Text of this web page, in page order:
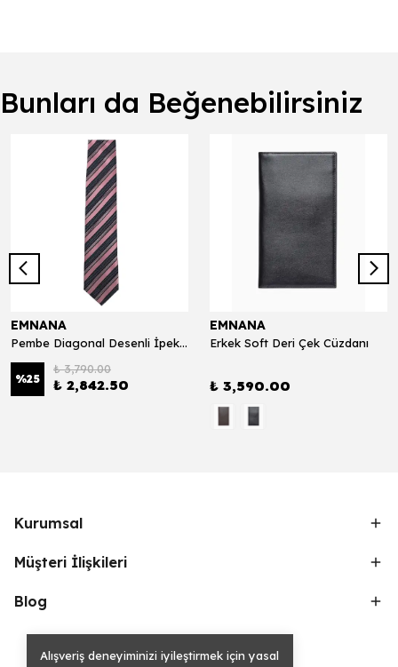
Alışveriş deneyiminizi iyileştirmek için yasal
Bunları da Beğenebilirsiniz
EMNANA
Pembe Diagonal Desenli İpek Kravat - 10002
%25
₺ 3,790.00
₺ 2,842.50
EMNANA
Erkek Soft Deri Çek Cüzdanı
₺ 3,590.00
Kurumsal
Müşteri İlişkileri
Blog